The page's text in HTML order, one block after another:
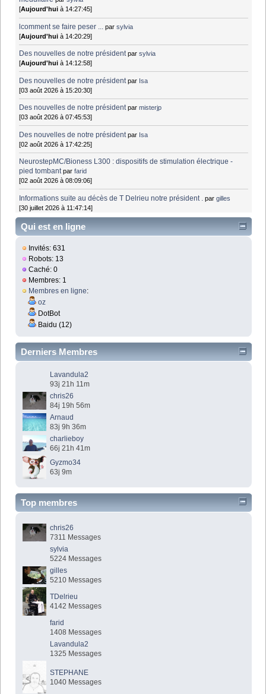
[Aujourd'hui à 14:27:45]
lcomment se faire peser ... parsylvia
[Aujourd'hui à 14:20:29]
Des nouvelles de notre président parsylvia
[Aujourd'hui à 14:12:58]
Des nouvelles de notre président par Isa
[03 août 2026 à 15:20:30]
Des nouvelles de notre président parmisterjp
[03 août 2026 à 07:45:53]
Des nouvelles de notre président par Isa
[02 août 2026 à 17:42:25]
NeurostepMC/Bioness L300 : dispositifs de stimulation électrique -
pied tombant parfarid
[02 août 2026 à 08:09:06]
Informations suite au décès de T Delrieu notre président . pargilles
[30 juillet 2026 à 11:47:14]
Qui est en ligne
Invités: 631
Robots: 13
Caché: 0
Membres: 1
Membres en ligne:
oz
DotBot
Baidu (12)
Derniers Membres
Lavandula2
93j 21h 11m
chris26
84j 19h 56m
Arnaud
83j 9h 36m
charlieboy
66j 21h 41m
Gyzmo34
63j 9m
Top membres
chris26
7311 Messages
sylvia
5224 Messages
gilles
5210 Messages
TDelrieu
4142 Messages
farid
1408 Messages
Lavandula2
1325 Messages
STEPHANE
1040 Messages